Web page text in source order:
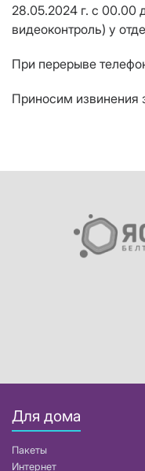
28.05.2024 г. с 00.00
видеоконтроль) у
При перерыве
Приносим извинения
Для дома
Пакеты
Интернет